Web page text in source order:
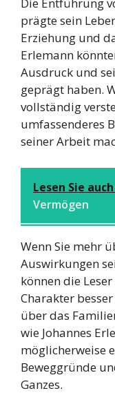
Die Entführung
prägte sein
Erziehung und
Erlemann
Ausdruck und
geprägt haben.
vollständig
umfassenderes
seiner Arbeit
Lesen Sie
Vermögen
Wenn Sie mehr
Auswirkungen
können die
Charakter
über das
wie Johannes
möglicherweise
Beweggründe
Ganzes.